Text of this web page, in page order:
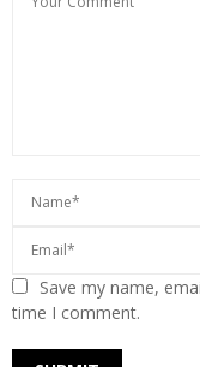
Save my name,
time I comment.